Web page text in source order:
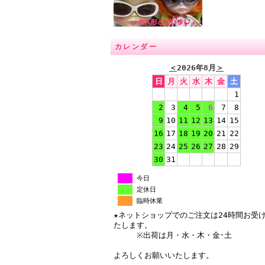
カレンダー
＜2026年8月 ＞
日
月 火 水 木 金 土
1
2
3 4 5 6 7
8
9 10 11 12 13 14 15
16 17 18 19 20 21 22
23 24 25 26 27 28 29
30 31
今日
定休日
臨時休業
★ネットショップでのご注文は24時間お受
たします。
※出荷は月・水・木・金･土
よろしくお願いいたします。